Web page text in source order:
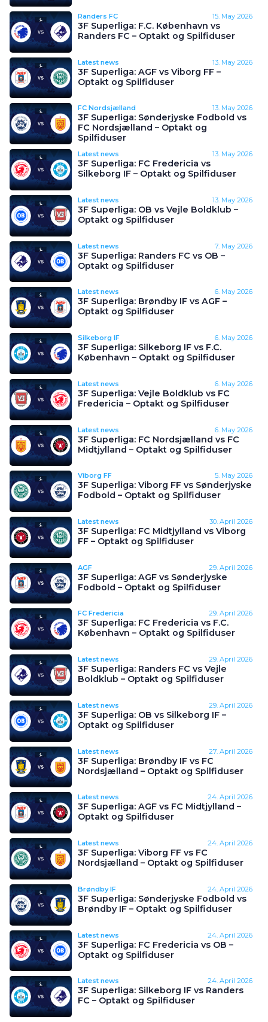
Randers FC 15. May 2026
3F Superliga: F.C. København vs
Randers FC – Optakt og Spilfiduser
Latest news 13. May 2026
3F Superliga: AGF vs Viborg FF –
Optakt og Spilfiduser
FC Nordsjælland 13. May 2026
3F Superliga: Sønderjyske Fodbold vs
FC Nordsjælland – Optakt og
Spilfiduser
Latest news 13. May 2026
3F Superliga: FC Fredericia vs
Silkeborg IF – Optakt og Spilfiduser
Latest news 13. May 2026
3F Superliga: OB vs Vejle Boldklub –
Optakt og Spilfiduser
Latest news 7. May 2026
3F Superliga: Randers FC vs OB –
Optakt og Spilfiduser
Latest news 6. May 2026
3F Superliga: Brøndby IF vs AGF –
Optakt og Spilfiduser
Silkeborg IF 6. May 2026
3F Superliga: Silkeborg IF vs F.C.
København – Optakt og Spilfiduser
Latest news 6. May 2026
3F Superliga: Vejle Boldklub vs FC
Fredericia – Optakt og Spilfiduser
Latest news 6. May 2026
3F Superliga: FC Nordsjælland vs FC
Midtjylland – Optakt og Spilfiduser
Viborg FF 5. May 2026
3F Superliga: Viborg FF vs Sønderjyske
Fodbold – Optakt og Spilfiduser
Latest news 30. April 2026
3F Superliga: FC Midtjylland vs Viborg
FF – Optakt og Spilfiduser
AGF 29. April 2026
3F Superliga: AGF vs Sønderjyske
Fodbold – Optakt og Spilfiduser
FC Fredericia 29. April 2026
3F Superliga: FC Fredericia vs F.C.
København – Optakt og Spilfiduser
Latest news 29. April 2026
3F Superliga: Randers FC vs Vejle
Boldklub – Optakt og Spilfiduser
Latest news 29. April 2026
3F Superliga: OB vs Silkeborg IF –
Optakt og Spilfiduser
Latest news 27. April 2026
3F Superliga: Brøndby IF vs FC
Nordsjælland – Optakt og Spilfiduser
Latest news 24. April 2026
3F Superliga: AGF vs FC Midtjylland –
Optakt og Spilfiduser
Latest news 24. April 2026
3F Superliga: Viborg FF vs FC
Nordsjælland – Optakt og Spilfiduser
Brøndby IF 24. April 2026
3F Superliga: Sønderjyske Fodbold vs
Brøndby IF – Optakt og Spilfiduser
Latest news 24. April 2026
3F Superliga: FC Fredericia vs OB –
Optakt og Spilfiduser
Latest news 24. April 2026
3F Superliga: Silkeborg IF vs Randers
FC – Optakt og Spilfiduser